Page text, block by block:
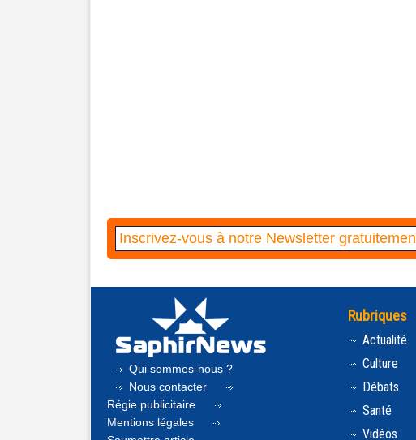
Qui sommes-nous ?
Nous contacter
Régie publicitaire
Mentions légales
Rubriques
Actualité
Culture
Débats
Santé
Vidéos